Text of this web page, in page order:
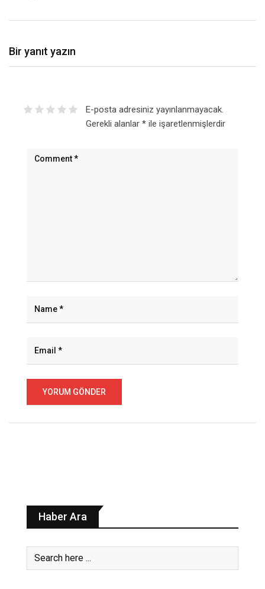
Bir yanıt yazın
E-posta adresiniz yayınlanmayacak.
Gerekli alanlar *ile işaretlenmişlerdir
Haber Ara